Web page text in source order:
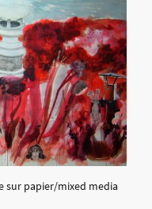
sur papier/mixed media